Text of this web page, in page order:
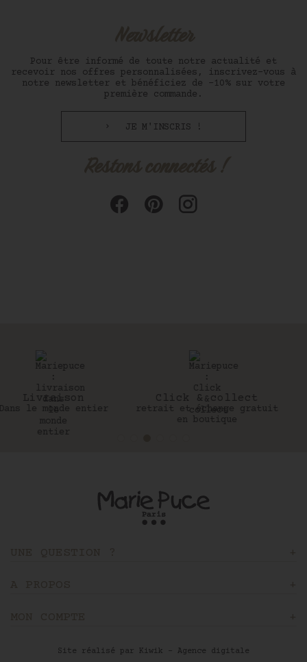
Pour être informé de toute notre actualité et
recevoir nos offres personnalisées, inscrivez-vous à
notre newsletter et bénéficiez de -10% sur votre
première commande.
JE M'INSCRIS !
Click & collect
retrait et échange gratuit
en boutique
30 jours
Pour changer d’avis
Site réalisé par Kiwik - Agence digitale